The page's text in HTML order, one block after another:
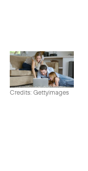
Credits: Gettyimages